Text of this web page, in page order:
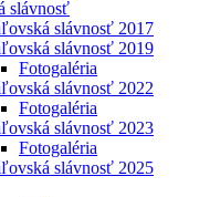
slávnosť
slávnosť 2017
slávnosť 2019
Fotogaléria
slávnosť 2022
Fotogaléria
slávnosť 2023
Fotogaléria
slávnosť 2025